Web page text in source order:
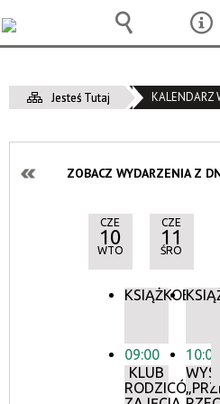
Jesteś Tutaj KALENDARZ
ZOBACZ WYDARZENIA Z
CZE
10
WTO
KSIĄŻKOBIEG
09:00
KLUB
RODZICÓW:
CZE
11
ŚRO
10:00